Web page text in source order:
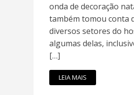
onda de decoração
também tomou conta
diversos setores do
algumas delas,
[…]
LEIA MAIS